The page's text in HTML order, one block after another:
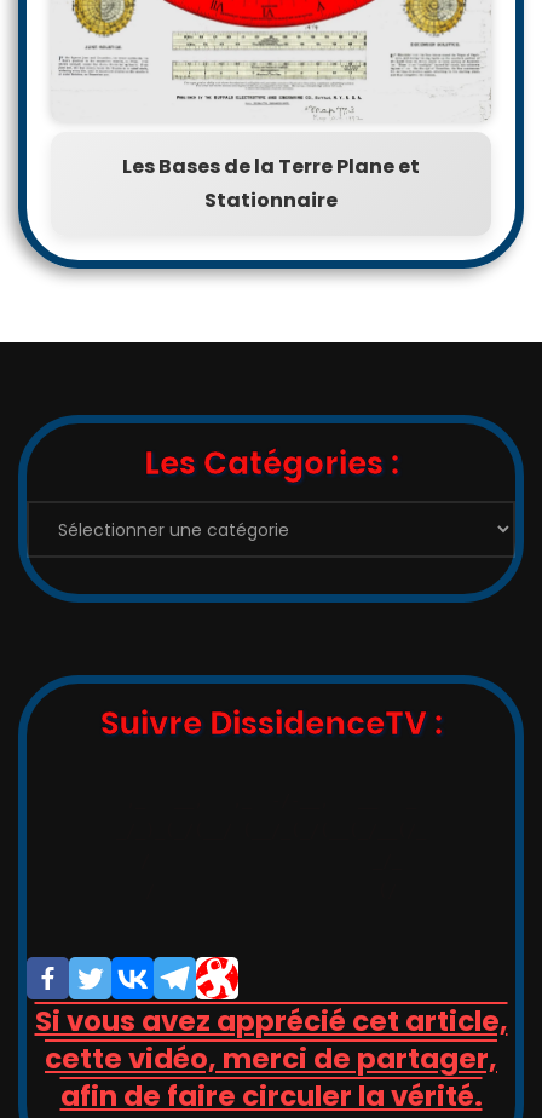
Les Bases de la Terre Plane et
Stationnaire
Les Catégories :
Catégories
Suivre DissidenceTV :
Si vous avez apprécié cet article,
cette vidéo, merci de partager,
afin de faire circuler la vérité.